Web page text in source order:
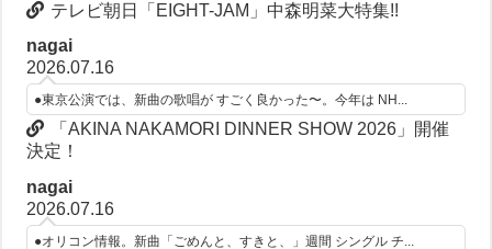
テレビ朝日「EIGHT-JAM」中森明菜大特集!!
nagai
2026.07.16
●東京公演では、新曲の歌唱が すごく良かった〜。今年は NH...
「AKINA NAKAMORI DINNER SHOW 2026」開催
決定！
nagai
2026.07.16
●オリコン情報。新曲「ごめんと、すきと、」週間 シングル チ...